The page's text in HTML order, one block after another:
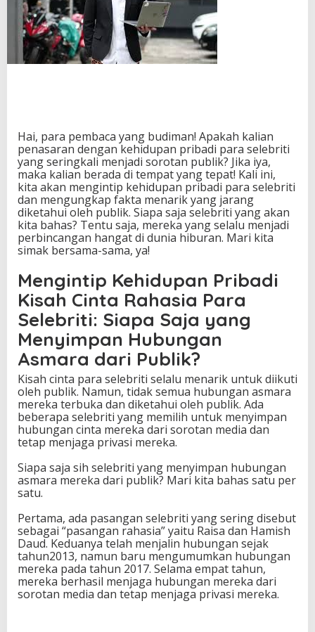
u
p
a
n
P
i
P
a
r
a
S
e
e
b
i
t
i
F
a
k
t
a
M
e
n
a
r
k
y
g
J
a
r
a
n
g
D
Hai, para pembaca yang budiman! Apakah kalian
penasaran dengan kehidupan pribadi para selebriti
yang seringkali menjadi sorotan publik? Jika iya,
maka kalian berada di tempat yang tepat! Kali ini,
kita akan mengintip kehidupan pribadi para selebriti
dan mengungkap fakta menarik yang jarang
diketahui oleh publik. Siapa saja selebriti yang akan
kita bahas? Tentu saja, mereka yang selalu menjadi
perbincangan hangat di dunia hiburan. Mari kita
simak bersama-sama, ya!
Mengintip Kehidupan Pribadi
Kisah Cinta Rahasia Para
Selebriti: Siapa Saja yang
Menyimpan Hubungan
Asmara dari Publik?
Kisah cinta para selebriti selalu menarik untuk diikuti
oleh publik. Namun, tidak semua hubungan asmara
mereka terbuka dan diketahui oleh publik. Ada
beberapa selebriti yang memilih untuk menyimpan
hubungan cinta mereka dari sorotan media dan
tetap menjaga privasi mereka.
Siapa saja sih selebriti yang menyimpan hubungan
asmara mereka dari publik? Mari kita bahas satu per
satu.
Pertama, ada pasangan selebriti yang sering disebut
sebagai “pasangan rahasia” yaitu Raisa dan Hamish
Daud. Keduanya telah menjalin hubungan sejak
tahun2013, namun baru mengumumkan hubungan
mereka pada tahun 2017. Selama empat tahun,
mereka berhasil menjaga hubungan mereka dari
sorotan media dan tetap menjaga privasi mereka.